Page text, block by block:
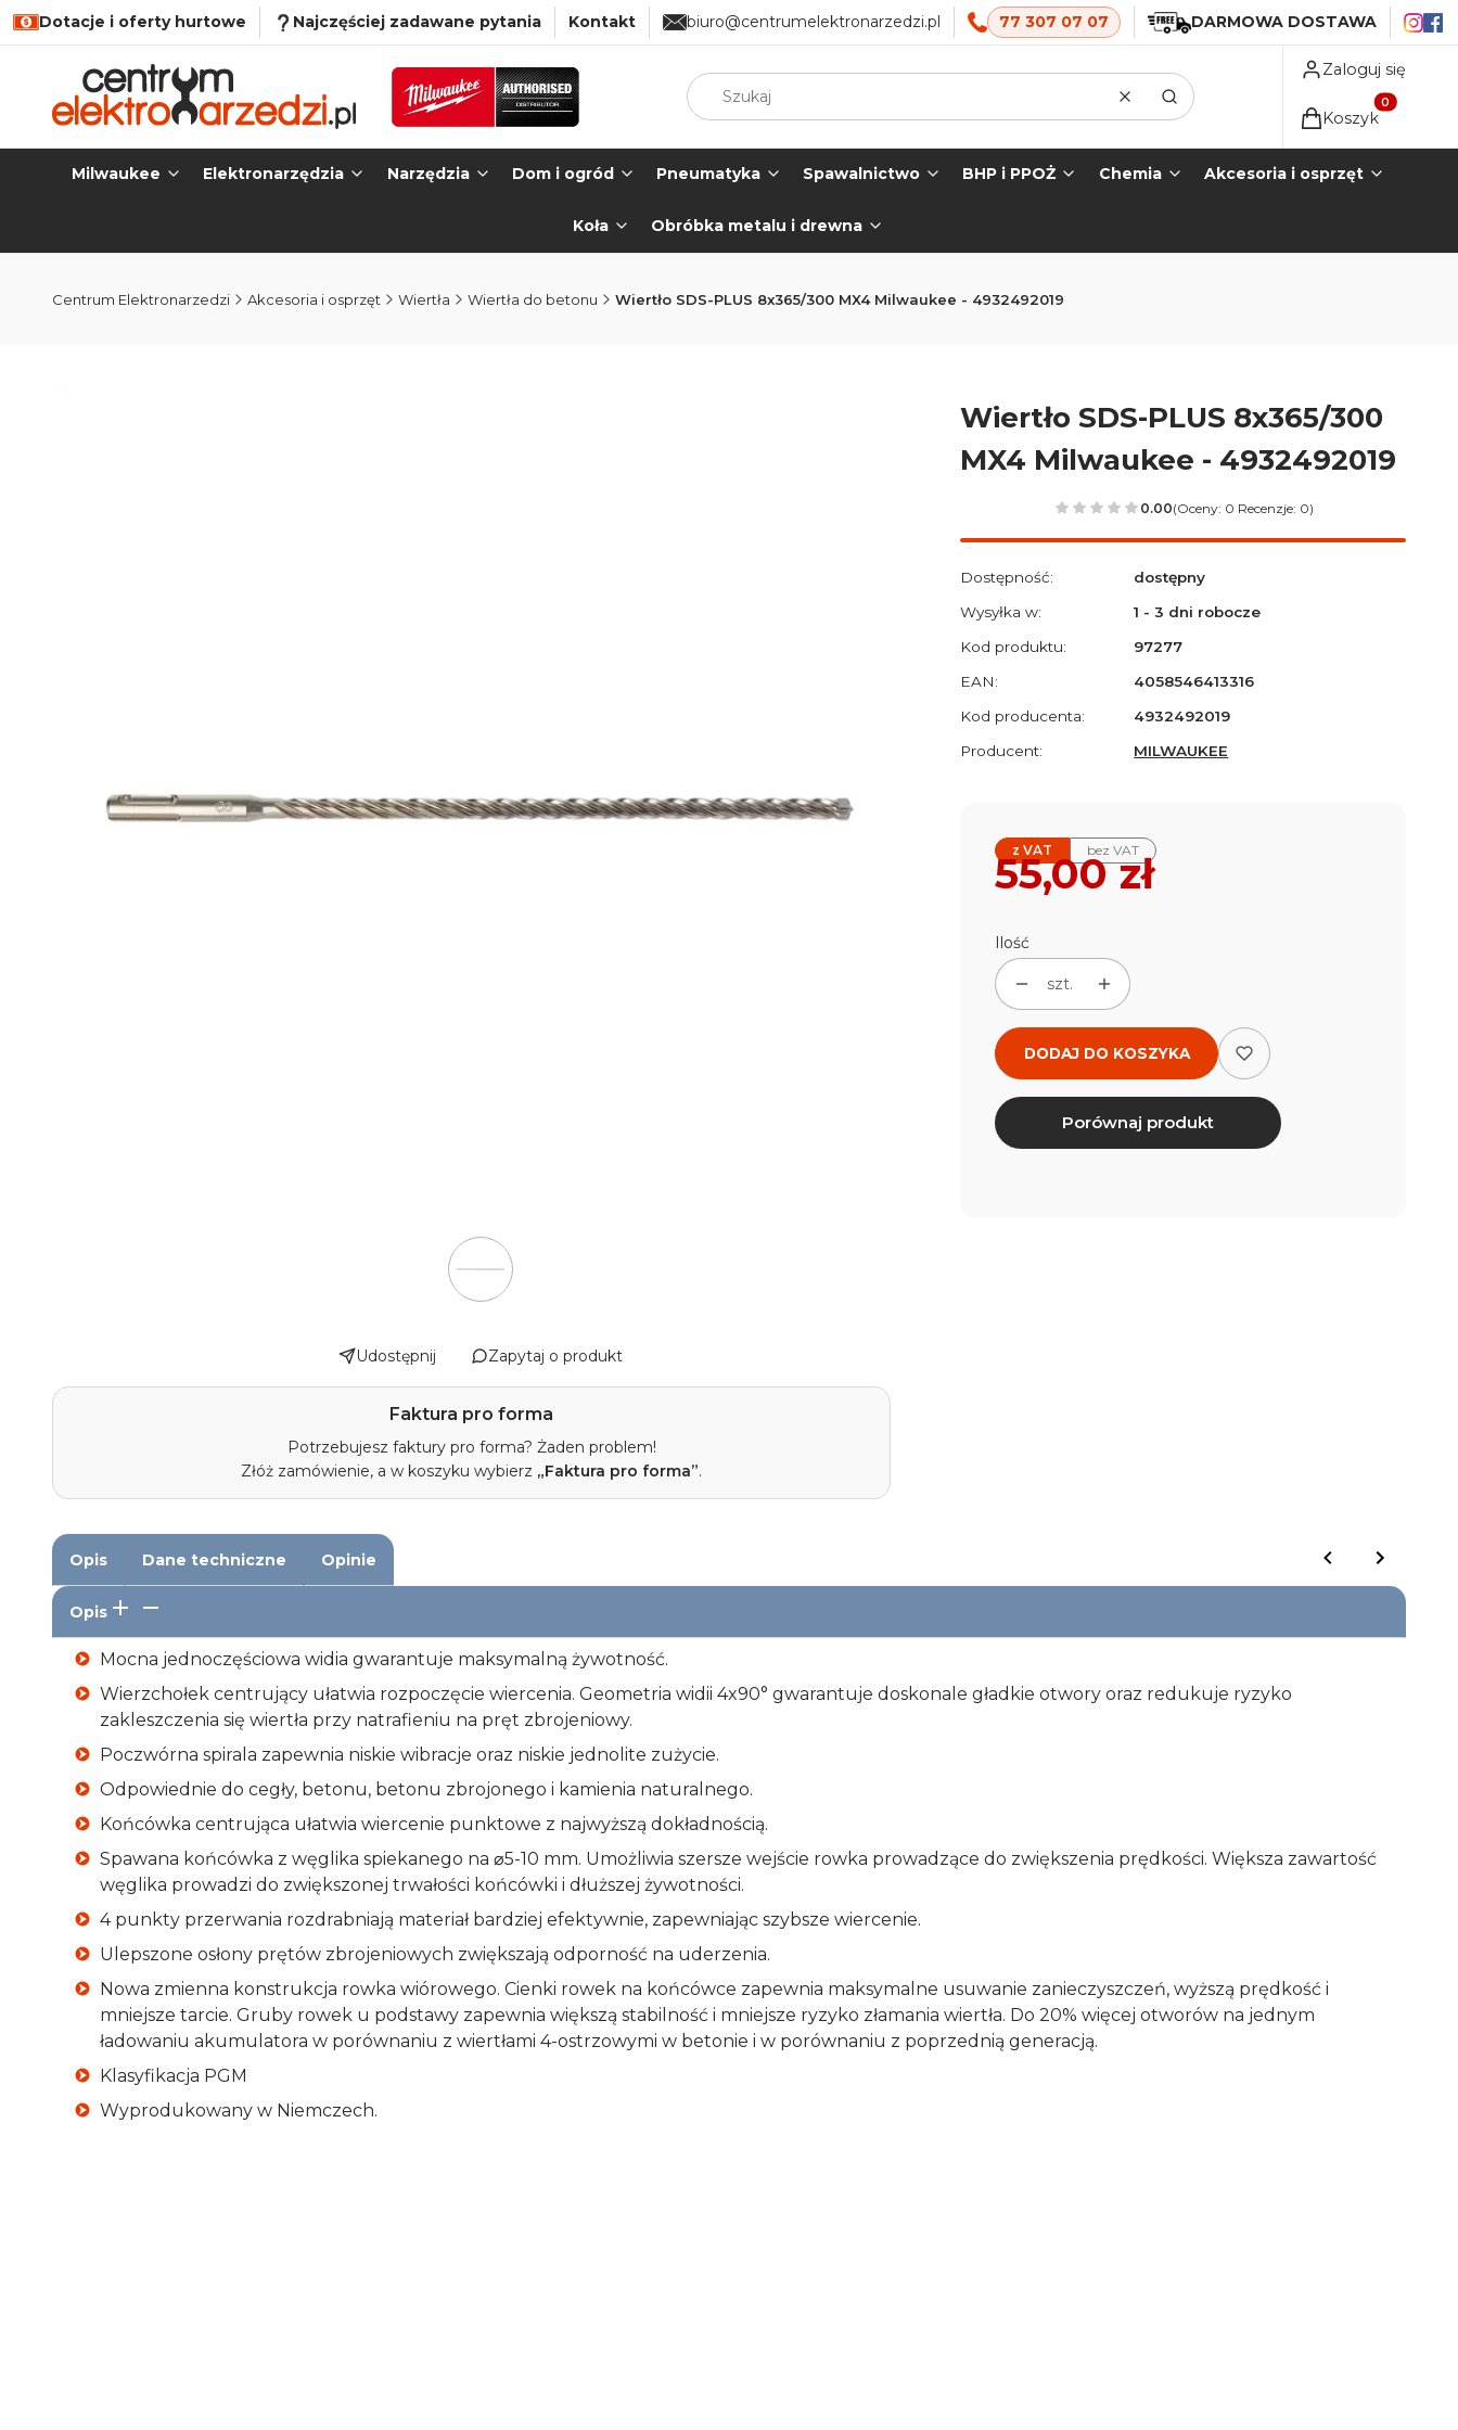
Dotacje i oferty hurtowe Najczęściej zadawane pytania Kontakt biuro@centrumelektronarzedzi.pl 77 307 07 07 DARMOWA DOSTAWA
Wyczyść
Szukaj
Zaloguj się
Produkty w
Koszyk
Milwaukee Elektronarzędzia Narzędzia Dom i ogród Pneumatyka Spawalnictwo BHP i PPOŻ Chemia Akcesoria i osprzęt
Koła Obróbka metalu i drewna
Centrum Elektronarzedzi Akcesoria i osprzęt Wiertła Wiertła do betonu Wiertło SDS-PLUS 8x365/300 MX4 Milwaukee - 4932492019
Udostępnij Zapytaj o produkt
Faktura pro forma
Potrzebujesz faktury pro forma? Żaden problem!
Złóż zamówienie, a w koszyku wybierz „Faktura pro forma”.
Wiertło SDS-PLUS 8x365/300
MX4 Milwaukee - 4932492019
0.00(Oceny: 0 Recenzje: 0)
Dostępność:
dostępny
Wysyłka w:
1 - 3 dni robocze
Kod produktu:
97277
EAN:
4058546413316
Kod producenta:
4932492019
Producent:
MILWAUKEE
z VAT bez VAT
Cena
55,00 zł
Ilość
szt.
DODAJ DO KOSZYKA
Porównaj produkt
Opis Dane techniczne Opinie
Opis
Mocna jednoczęściowa widia gwarantuje maksymalną żywotność.
Wierzchołek centrujący ułatwia rozpoczęcie wiercenia. Geometria widii 4x90° gwarantuje doskonale gładkie otwory oraz redukuje ryzyko
zakleszczenia się wiertła przy natrafieniu na pręt zbrojeniowy.
Poczwórna spirala zapewnia niskie wibracje oraz niskie jednolite zużycie.
Odpowiednie do cegły, betonu, betonu zbrojonego i kamienia naturalnego.
Końcówka centrująca ułatwia wiercenie punktowe z najwyższą dokładnością.
Spawana końcówka z węglika spiekanego na ⌀5-10 mm. Umożliwia szersze wejście rowka prowadzące do zwiększenia prędkości. Większa zawartość
węglika prowadzi do zwiększonej trwałości końcówki i dłuższej żywotności.
4 punkty przerwania rozdrabniają materiał bardziej efektywnie, zapewniając szybsze wiercenie.
Ulepszone osłony prętów zbrojeniowych zwiększają odporność na uderzenia.
Nowa zmienna konstrukcja rowka wiórowego. Cienki rowek na końcówce zapewnia maksymalne usuwanie zanieczyszczeń, wyższą prędkość i
mniejsze tarcie. Gruby rowek u podstawy zapewnia większą stabilność i mniejsze ryzyko złamania wiertła. Do 20% więcej otworów na jednym
ładowaniu akumulatora w porównaniu z wiertłami 4-ostrzowymi w betonie i w porównaniu z poprzednią generacją.
Klasyfikacja PGM
Wyprodukowany w Niemczech.